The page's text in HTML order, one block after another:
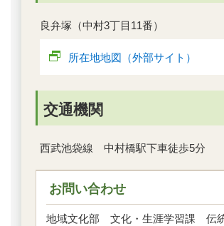
良弁塚（中村3丁目11番）
所在地地図（外部サイト）
交通機関
西武池袋線 中村橋駅下車徒歩5分
お問い合わせ